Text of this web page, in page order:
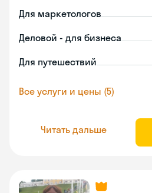
Для маркетологов
Деловой - для бизнеса
Для путешествий
Все услуги и цены (5)
Читать дальше